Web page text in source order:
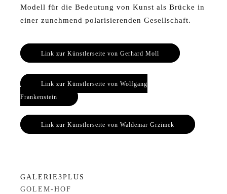
Modell für die Bedeutung von Kunst als Brücke in
einer zunehmend polarisierenden Gesellschaft.
Link zur Künstlerseite von Gerhard Moll
Link zur Künstlerseite von Wolfgang
Frankenstein
Link zur Künstlerseite von Waldemar Grzimek
GALERIE3PLUS
GOLEM-HOF